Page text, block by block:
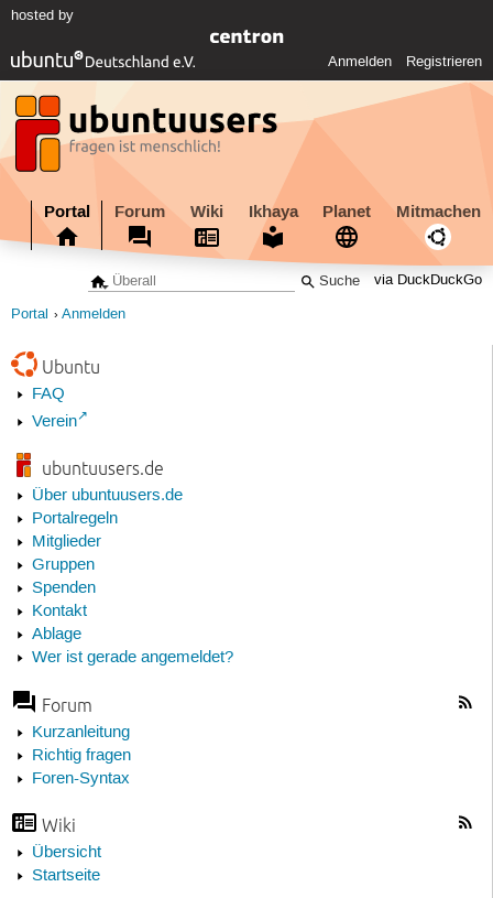
hosted by
Anmelden Registrieren
Portal Forum Wiki Ikhaya Planet Mitmachen
via DuckDuckGo
Portal Anmelden
Ubuntu
FAQ
Verein
ubuntuusers.de
Über ubuntuusers.de
Portalregeln
Mitglieder
Gruppen
Spenden
Kontakt
Ablage
Wer ist gerade angemeldet?
Forum
Kurzanleitung
Richtig fragen
Foren-Syntax
Wiki
Übersicht
Startseite